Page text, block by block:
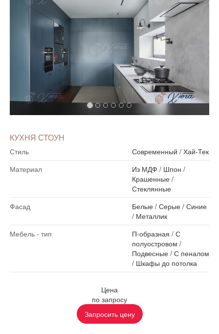
КУХНЯ СТОУН
Стиль Современный / Хай-Тек
Материал
Из МДФ / Шпон /
Крашенные/
Стеклянные
Фасад
Белые/ Серые/ Синие
/ Металлик
Мебель - тип
П-образная / С
полуостровом /
Подвесные/ С пеналом
/ Шкафы до потолка
Цена
по запросу
Запросить цену